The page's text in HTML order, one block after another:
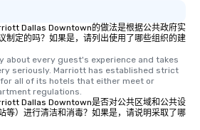
Dallas Downtown的做法是根据公共政府实
制定的吗？如果是，请列出使用了哪些组织的建
about every guest's experience and takes
seriously. Marriott has established strict
all of its hotels that either meet or
regulations.
Dallas Downtown是否对公共区域和公共设
等）进行清洁和消毒？如果是，请说明采取了哪